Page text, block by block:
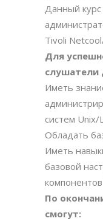
Данный курс
Tivoli
Для
Иметь
систем Unix/
Обладать
Иметь
базовой
По
смогут: